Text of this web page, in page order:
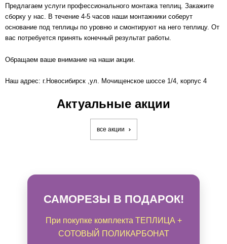
Предлагаем услуги профессионального монтажа теплиц. Закажите
сборку у нас. В течение 4-5 часов наши монтажники соберут
основание под теплицы по уровню и смонтируют на него теплицу. От
вас потребуется принять конечный результат работы.
Обращаем ваше внимание на наши акции.
Наш адрес: г.Новосибирск ,ул. Мочищенское шоссе 1/4, корпус 4
Актуальные акции
все акции
САМОРЕЗЫ В ПОДАРОК!
При покупке комплекта ТЕПЛИЦА +
СОТОВЫЙ ПОЛИКАРБОНАТ